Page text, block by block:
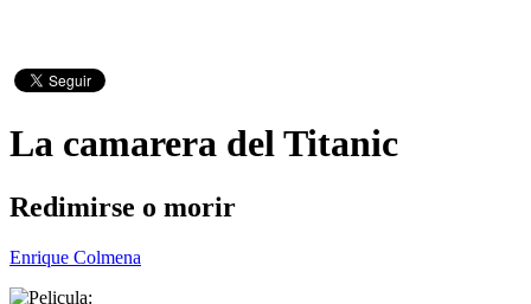
La camarera del Titanic
Redimirse o morir
Enrique Colmena